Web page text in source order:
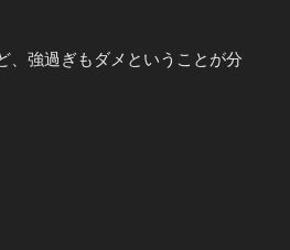
、強過ぎもダメということが分